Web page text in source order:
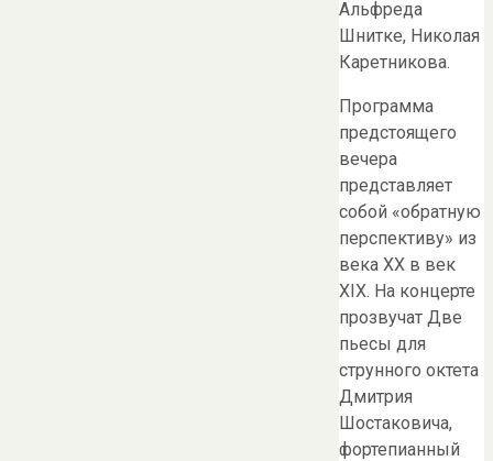
Альфреда
Шнитке, Николая
Каретникова.
Программа
предстоящего
вечера
представляет
собой «обратную
перспективу» из
века XX в век
XIX. На концерте
прозвучат Две
пьесы для
струнного октета
Дмитрия
Шостаковича,
фортепианный